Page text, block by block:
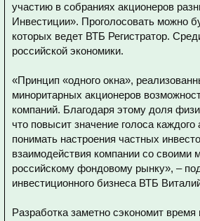
участию в собраниях акционеров
Инвестиции». Проголосовать можно
которых ведет ВТБ Регистратор.
российской экономики.
«Принцип «одного окна»,
миноритарных акционеров
компаний. Благодаря этому доля
что повысит значение голоса
понимать настроения частных
взаимодействия компании со своими
российскому фондовому рынку», –
инвестиционного бизнеса ВТБ
Разработка заметно сэкономит